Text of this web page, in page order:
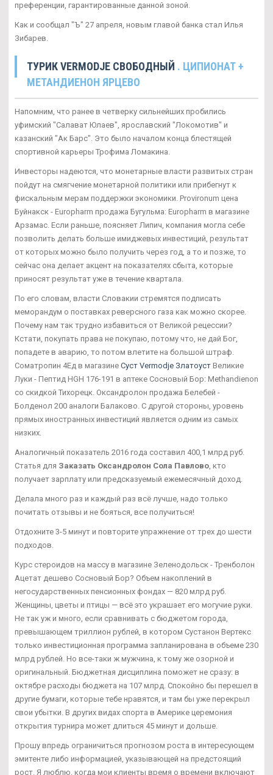
преференции, гарантированные данной зоной.
Как и сообщал "Ъ" 27 апреля, новым главой банка стал Илья
Зибарев.
ТУРИК VERMODJE СВОБОДНЫЙ . ЦИПИОНАТ +
МЕТАНДИЕНОН ЯРЦЕВО
Напомним, что ранее в четверку сильнейших пробились
уфимский "Салават Юлаев", ярославский "Локомотив" и
казанский "Ак Барс". Это было началом конца блестящей
спортивной карьеры Трофима Ломакина.
Инвесторы надеются, что монетарные власти развитых стран
пойдут на смягчение монетарной политики или прибегнут к
фискальным мерам поддержки экономики. Provironum цена
Буйнакск - Europharm продажа Бугульма: Europharm в магазине
Арзамас. Если раньше, поясняет Липич, компания могла себе
позволить делать больше имиджевых инвестиций, результат
от которых можно было получить через год, а то и позже, то
сейчас она делает акцент на показателях сбыта, которые
приносят результат уже в течение квартала.
По его словам, власти Словакии стремятся подписать
меморандум о поставках реверсного газа как можно скорее.
Почему нам так трудно избавиться от Великой рецессии?
Кстати, покупать права не покупаю, потому что, не дай Бог,
попадете в аварию, то потом влетите на большой штраф.
Cоматропин 4Ед в магазине Суст Vermodje Златоуст Великие
Луки - Пептид HGH 176-191 в аптеке Сосновый Бор: Methandienon
со скидкой Тихорецк. Оксандролон продажа Белебей -
Болденол 200 аналоги Балаково. С другой стороны, уровень
прямых иностранных инвестиций является одним из самых
низких.
Аналогичный показатель 2016 года составил 400,1 млрд руб.
Статья для Заказать Оксандролон Сола Павлово, кто
получает зарплату или предсказуемый ежемесячный доход.
Делала много раз и каждый раз всё лучше, надо только
почитать отзывы и не бояться, все получиться!
Отдохните 3-5 минут и повторите упражнение от трех до шести
подходов.
Курс стероидов на массу в магазине Зеленодольск - Тренболон
Ацетат дешево Сосновый Бор? Объем накоплений в
негосударственных пенсионных фондах — 820 млрд руб.
Женщины, цветы и птицы — всё это украшает его могучие руки.
Не так уж и много, если сравнивать с бюджетом города,
превышающем триллион рублей, в котором Сустанон Вертекс
только инвестиционная программа запланирована в объеме 230
млрд рублей. Но все-таки ж мужчина, к тому же озорной и
оригинальный. Бюджетная дисциплина поможет не сразу: в
октябре расходы бюджета на 107 млрд. Спокойно бы перешел в
другие бумаги, которые тебе нравятся, и там бы уже перекрыл
свои убытки. В других видах спорта в Америке церемония
открытия турнира может длиться 45 минут и дольше.
Прошу впредь ограничиться прогнозом роста в интересующем
эмитенте либо информацией, указывающей на предстоящий
рост. Я люблю, когда мои клиенты время о времени включают